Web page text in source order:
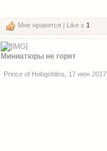
Мне нравится | Like x 1
Миниатюры не горят
Prince of Hobgoblins 17 июн 2017